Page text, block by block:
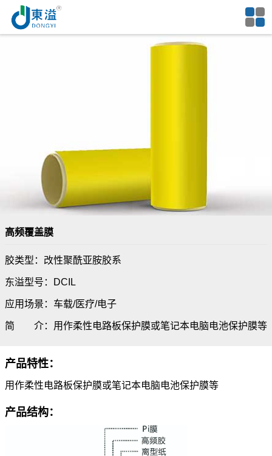
高频覆盖膜
胶类型：改性聚酰亚胺胶系
东溢型号：DCIL
应用场景：车载/医疗/电子
简 介：用作柔性电路板保护膜或笔记本电脑电池保护膜等
产品特性：
用作柔性电路板保护膜或笔记本电脑电池保护膜等
产品结构：